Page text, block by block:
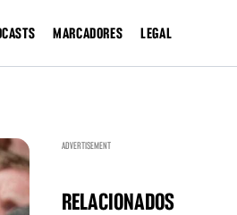
MARCADORES LEGAL
ADVERTISEMENT
RELACIONADOS